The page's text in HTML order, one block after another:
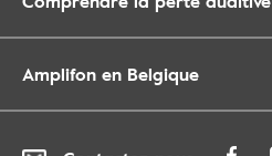
Amplifon en Belgique